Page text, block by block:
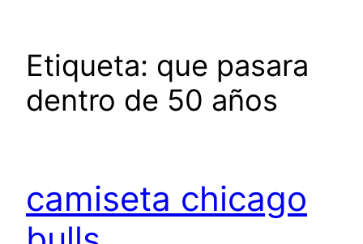
Etiqueta: que pasara
dentro de 50 años
camiseta chicago